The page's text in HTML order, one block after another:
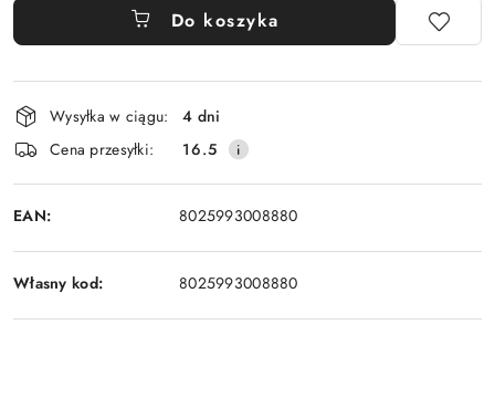
Do koszyka
Dostępność
i
dostawa
Wysyłka w ciągu:
4 dni
Cena przesyłki:
16.5
EAN: 8025993008880
Własny kod: 8025993008880